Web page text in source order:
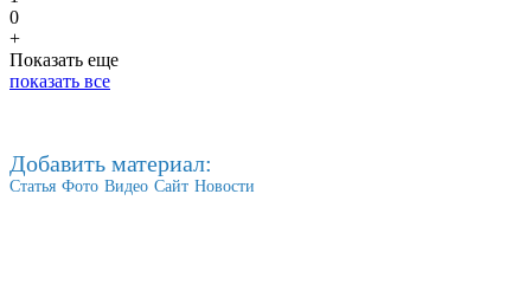
0
+
Показать еще
показать все
Добавить материал:
Статья Фото Видео Сайт Новости